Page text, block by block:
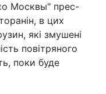
Москвы" прес-
в цих
які змушені
повітряного
поки буде